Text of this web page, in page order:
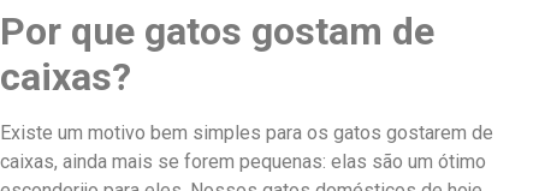
Por que gatos gostam de
caixas?
Existe um motivo bem simples para os gatos gostarem de
caixas, ainda mais se forem pequenas: elas são um ótimo